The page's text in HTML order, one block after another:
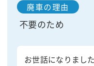
廃車の理由
不要のため
お世話になりまし